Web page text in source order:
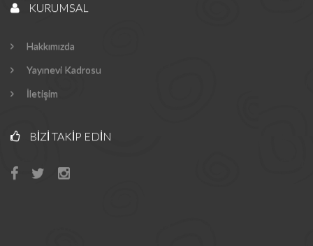
KURUMSAL
Hakkımızda
Yayınevi Kadrosu
İletişim
BIZI TAKIP EDIN